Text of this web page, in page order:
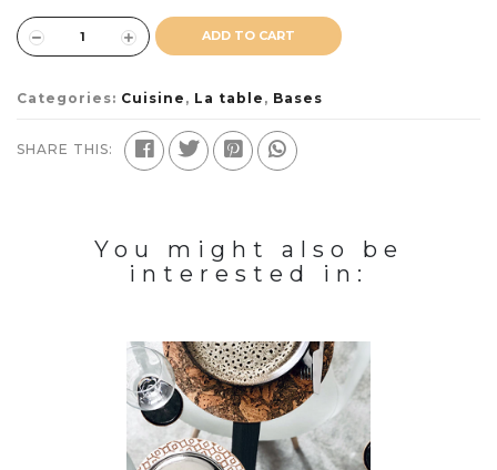
ADD TO CART
Categories: Cuisine , La table , Bases
SHARE THIS:
You might also be
interested in: